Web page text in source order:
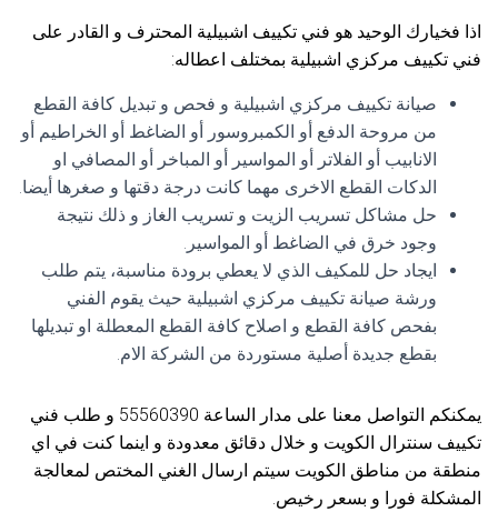
اذا فخيارك الوحيد هو فني تكييف اشبيلية المحترف و القادر على
فني تكييف مركزي اشبيلية بمختلف اعطاله:
صيانة تكييف مركزي اشبيلية و فحص و تبديل كافة القطع
من مروحة الدفع أو الكمبروسور أو الضاغط أو الخراطيم أو
الانابيب أو الفلاتر أو المواسير أو المباخر أو المصافي او
الدكات القطع الاخرى مهما كانت درجة دقتها و صغرها أيضا.
حل مشاكل تسريب الزيت و تسريب الغاز و ذلك نتيجة
وجود خرق في الضاغط أو المواسير.
ايجاد حل للمكيف الذي لا يعطي برودة مناسبة، يتم طلب
ورشة صيانة تكييف مركزي اشبيلية حيث يقوم الفني
بفحص كافة القطع و اصلاح كافة القطع المعطلة او تبديلها
بقطع جديدة أصلية مستوردة من الشركة الام.
يمكنكم التواصل معنا على مدار الساعة 55560390 و طلب فني
تكييف سنترال الكويت و خلال دقائق معدودة و اينما كنت في اي
منطقة من مناطق الكويت سيتم ارسال الغني المختص لمعالجة
المشكلة فورا و بسعر رخيص.